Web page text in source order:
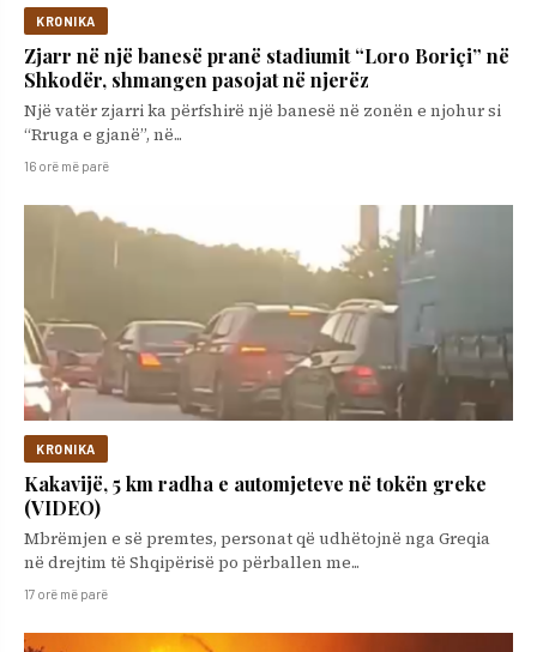
KRONIKA
Zjarr në një banesë pranë stadiumit “Loro Boriçi” në
Shkodër, shmangen pasojat në njerëz
Një vatër zjarri ka përfshirë një banesë në zonën e njohur si
“Rruga e gjanë”, në...
16 orë më parë
KRONIKA
Kakavijë, 5 km radha e automjeteve në tokën greke
(VIDEO)
Mbrëmjen e së premtes, personat që udhëtojnë nga Greqia
në drejtim të Shqipërisë po përballen me...
17 orë më parë